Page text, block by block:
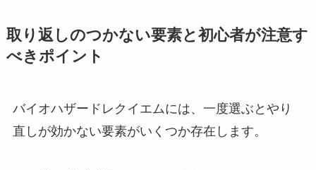
取り返しのつかない要素と初心者が注意す
べきポイント
バイオハザードレクイエムには、一度選ぶとやり
直しが効かない要素がいくつか存在します。